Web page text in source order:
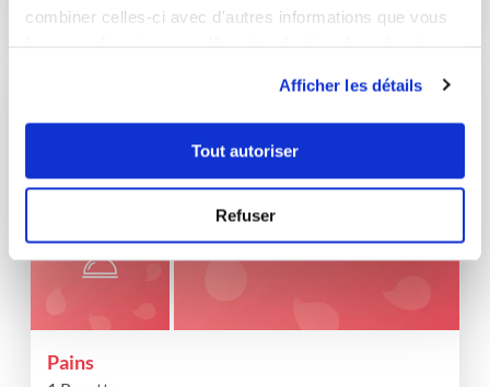
combiner celles-ci avec d'autres informations que vous
Afficher les détails
Tout autoriser
Refuser
1 Recette
Pains